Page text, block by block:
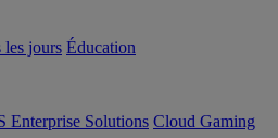
les jours Éducation
Enterprise Solutions Cloud Gaming